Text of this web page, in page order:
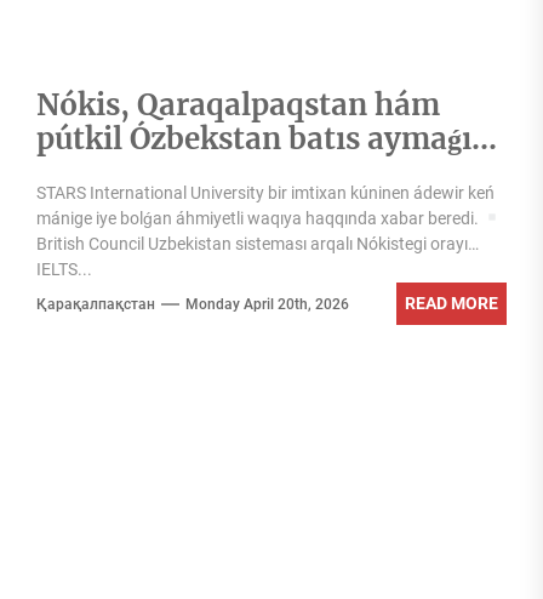
Nókis, Qaraqalpaqstan hám
pútkil Ózbekstan batıs aymaǵı
STARS International University bir imtixan kúninen ádewir keń
mánige iye bolǵan áhmiyetli waqıya haqqında xabar beredi.
British Council Uzbekistan sisteması arqalı Nókistegi orayı
IELTS...
Қарақалпақстан Monday April 20th, 2026 READ MORE